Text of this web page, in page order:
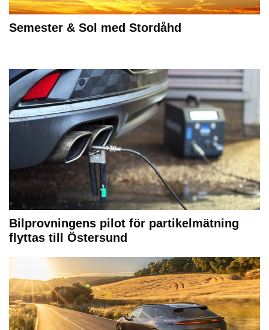
Semester & Sol med Stordåhd
Bilprovningens pilot för partikelmätning
flyttas till Östersund